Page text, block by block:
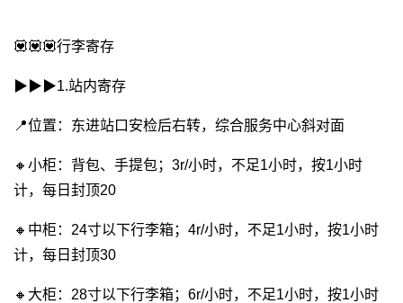
💟💟💟行李寄存
▶︎▶︎▶︎1.站内寄存
📍位置：东进站口安检后右转，综合服务中心斜对面
🔸小柜：背包、手提包；3r/小时，不足1小时，按1小时
计，每日封顶20
🔸中柜：24寸以下行李箱；4r/小时，不足1小时，按1小时
计，每日封顶30
🔸大柜：28寸以下行李箱；6r/小时，不足1小时，按1小时